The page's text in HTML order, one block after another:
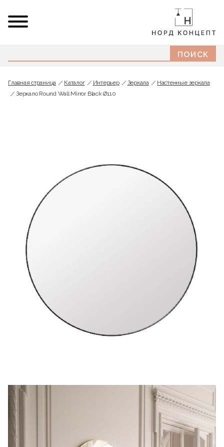
Главная страница Каталог Интерьер Зеркала
Настенные зеркала
Зеркало Round Wall Mirror Black Ø110